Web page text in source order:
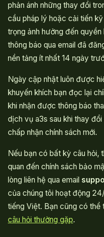
phản ánh những thay đổi
cầu pháp lý hoặc cải tiến
trọng ảnh hưởng đến
thông báo qua email đã
nền tảng ít nhất 14 ngày
Ngày cập nhật luôn được
khuyến khích bạn đọc lại
khi nhận được thông báo
dịch vụ a3s sau khi thay
chấp nhận chính sách mới.
Nếu bạn có bất kỳ câu hỏi,
quan đến chính sách bảo
lòng liên hệ qua email
của chúng tôi hoạt động
tiếng Việt. Bạn cũng có thể
câu hỏi thường gặp.